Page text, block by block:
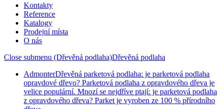
Kontakty
Reference
Katalogy
Prodejní místa
O nás
Close submenu (Dřevěná podlaha)Dřevěná podlaha
AdmonterDřevěná parketová podlaha: je parketová podlaha
opravdové dřevo? Parketová podlaha z opravdového dřeva je
velice populární. Mnozí se nejdříve ptají: je parketová podlaha
z opravdového dřeva? Parket je vyroben ze 100 % přírodního